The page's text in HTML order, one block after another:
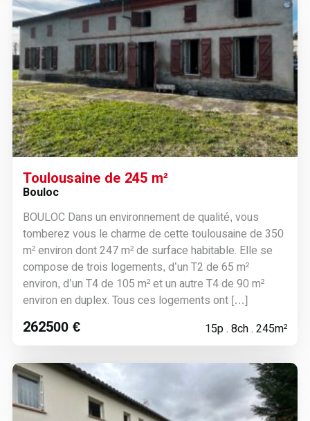
Toulousaine de 245 m²
Bouloc
BOULOC Dans un environnement de qualité, vous
tomberez vous le charme de cette toulousaine de 350
m² environ dont 247 m² de surface habitable. Elle se
compose de trois logements, d’un T2 de 65 m²
environ, d’un T4 de 105 m² et un autre T4 de 90 m²
environ en duplex. Tous ces logements ont […]
262500 € 15p . 8ch . 245m²